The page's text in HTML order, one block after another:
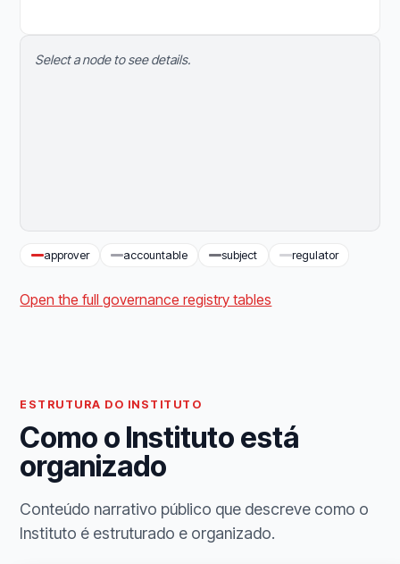
Select a node to see details.
approver accountable subject regulator
Open the full governance registry tables
ESTRUTURA DO INSTITUTO
Como o Instituto está
organizado
Conteúdo narrativo público que descreve como o
Instituto é estruturado e organizado.